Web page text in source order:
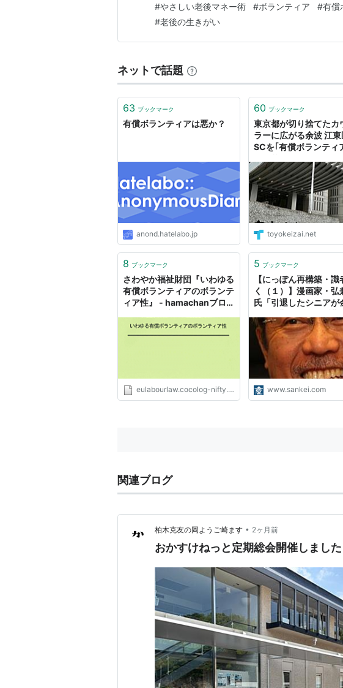
しくぜんぶ整理していくね💡 🤝 ボランティアと
もそも何が違うの？」——シンプルに整理すると
#やさしい老後マネー術 #ボランティア #有償
#老後の生きがい
ネットで話題
63 ブックマーク
有償ボランティアは悪か？
anond.hatelabo.jp
60 ブックマーク
東京都が切り捨てたカ
ラーに広がる余波 江東
SCを｢有償ボランティ
toyokeizai.net
8 ブックマーク
さわやか福祉財団『いわゆる
有償ボランティアのボランテ
ィア性』 - hamachanブロ
eulabourlaw.cocolog-nifty.com
5 ブックマーク
【にっぽん再構築・識
く（１）】漫画家・弘
氏「引退したシニアが
ランティア制度を（1/
ジ）
www.sankei.com
関連ブログ
柏木克友の岡ようご崎ます • 2ヶ月前
おかすけねっと定期総会開催しました